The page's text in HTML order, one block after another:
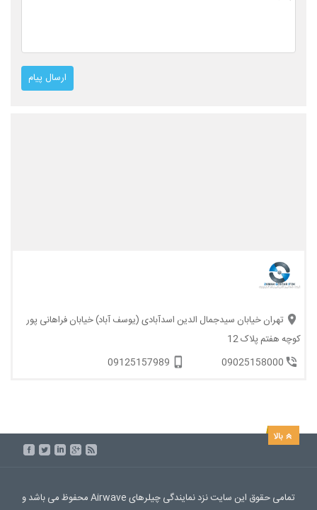
تهران خیابان سیدجمال الدین اسدآبادی (یوسف آباد) خیابان فراهانی پور
کوچه هفتم پلاک 12
09025158000
09125157989
تمامی حقوق این سایت نزد نمایندگی چیلرهای Airwave محفوظ می باشد و